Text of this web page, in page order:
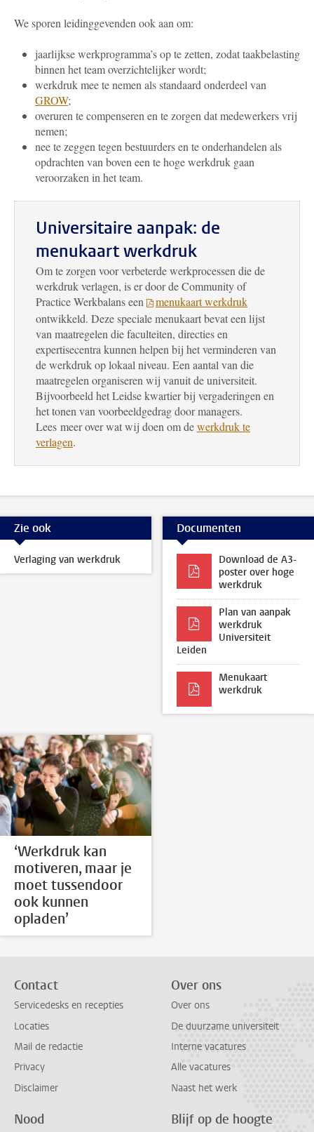
We sporen leidinggevenden ook aan om:
jaarlijkse werkprogramma’s op te zetten, zodat taakbelasting
binnen het team overzichtelijker wordt;
werkdruk mee te nemen als standaard onderdeel van
GROW;
overuren te compenseren en te zorgen dat medewerkers vrij
nemen;
nee te zeggen tegen bestuurders en te onderhandelen als
opdrachten van boven een te hoge werkdruk gaan
veroorzaken in het team.
Universitaire aanpak: de
menukaart werkdruk
Om te zorgen voor verbeterde werkprocessen die de
werkdruk verlagen, is er door de Community of
Practice Werkbalans een
menukaart werkdruk
ontwikkeld. Deze speciale menukaart bevat een lijst
van maatregelen die faculteiten, directies en
expertisecentra kunnen helpen bij het verminderen van
de werkdruk op lokaal niveau. Een aantal van die
maatregelen organiseren wij vanuit de universiteit.
Bijvoorbeeld het Leidse kwartier bij vergaderingen en
het tonen van voorbeeldgedrag door managers.
Lees meer over wat wij doen om dewerkdruk te
verlagen.
Zie ook
Verlaging van werkdruk
Documenten
Download de A3-
poster over hoge
werkdruk
Plan van aanpak
werkdruk
Universiteit
Leiden
Menukaart
werkdruk
‘Werkdruk kan
motiveren, maar je
moet tussendoor
ook kunnen
opladen’
Contact
Servicedesks en recepties
Locaties
Mail de redactie
Privacy
Disclaimer
Over ons
Over ons
De duurzame universiteit
Interne vacatures
Alle vacatures
Naast het werk
Nood Blijf op de hoogte